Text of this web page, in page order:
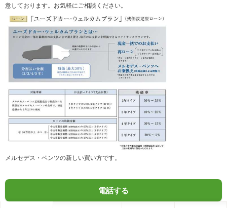
意しております。お気軽にご相談ください。
メルセデス・ベンツの新しい買い方です。
電話する